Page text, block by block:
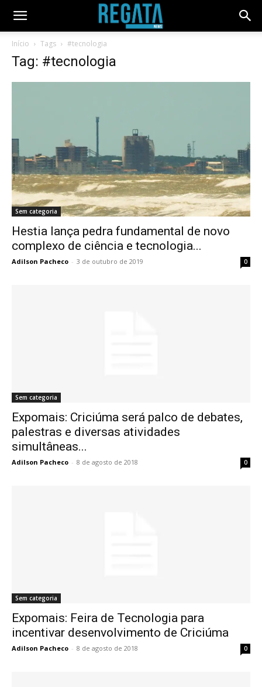
Início Tags #tecnologia
Tag: #tecnologia
Sem categoria
Hestia lança pedra fundamental de novo
complexo de ciência e tecnologia...
Adilson Pacheco - 3 de outubro de 2019 0
Sem categoria
Expomais: Criciúma será palco de debates,
palestras e diversas atividades
simultâneas...
Adilson Pacheco - 8 de agosto de 2018 0
Sem categoria
Expomais: Feira de Tecnologia para
incentivar desenvolvimento de Criciúma
Adilson Pacheco - 8 de agosto de 2018 0